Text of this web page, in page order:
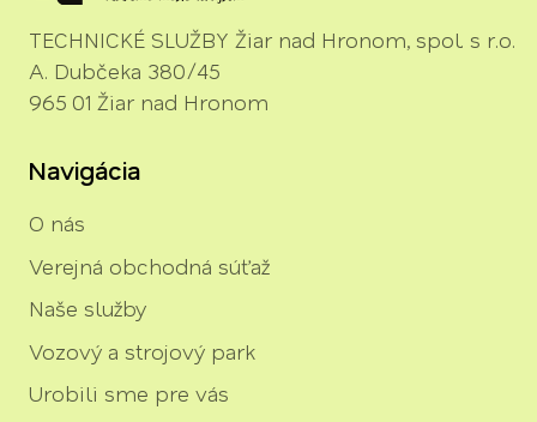
TECHNICKÉ SLUŽBY Žiar nad Hronom, spol. s r.o.
A. Dubčeka 380/45
965 01 Žiar nad Hronom
Navigácia
O nás
Verejná obchodná súťaž
Naše služby
Vozový a strojový park
Urobili sme pre vás